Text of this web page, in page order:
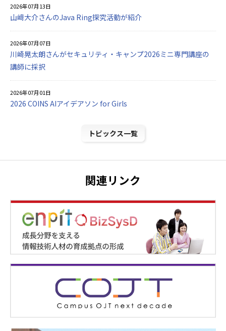
2026年07月13日
山﨑大介さんのJava Ring探究活動が紹介
2026年07月07日
川崎晃太朗さんがセキュリティ・キャンプ2026ミニ専門講座の
講師に採択
2026年07月01日
2026 COINS AIアイデアソン for Girls
トピックス一覧
関連リンク